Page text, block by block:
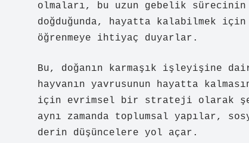
olmaları, bu uzun gebelik
doğduğunda, hayatta kalabilmek
öğrenmeye ihtiyaç duyarlar.
Bu, doğanın karmaşık işleyişine
hayvanın yavrusunun hayatta
için evrimsel bir strateji olarak
aynı zamanda toplumsal yapılar,
derin düşüncelere yol açar.